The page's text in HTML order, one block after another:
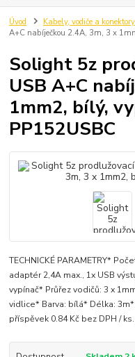
Úvod Kabely, vodiče a konektory
A+C nabíječkou 2.4A, 3m, 3 x
Solight 5z
USB A+C
1mm2, bílý,
PP152USBC
TECHNICKÉ PARAMETRY*
adaptér 2,4A max., 1x USB
vypínač* Průřez vodičů: 3 x
vidlice* Barva: bílá* Délka:
příspěvek 0.84 Kč bez DPH / ks.